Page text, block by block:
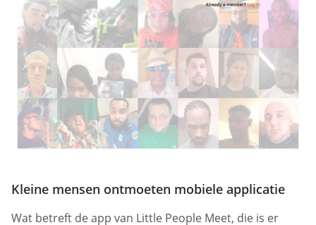
Kleine mensen ontmoeten mobiele applicatie
Wat betreft de app van Little People Meet, die is er